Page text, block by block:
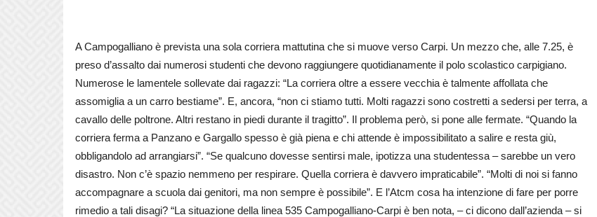
A Campogalliano è prevista una sola corriera mattutina che si muove verso Carpi. Un mezzo che, alle 7.25, è
preso d’assalto dai numerosi studenti che devono raggiungere quotidianamente il polo scolastico carpigiano.
Numerose le lamentele sollevate dai ragazzi: “La corriera oltre a essere vecchia è talmente affollata che
assomiglia a un carro bestiame”. E, ancora, “non ci stiamo tutti. Molti ragazzi sono costretti a sedersi per terra, a
cavallo delle poltrone. Altri restano in piedi durante il tragitto”. Il problema però, si pone alle fermate. “Quando la
corriera ferma a Panzano e Gargallo spesso è già piena e chi attende è impossibilitato a salire e resta giù,
obbligandolo ad arrangiarsi”. “Se qualcuno dovesse sentirsi male, ipotizza una studentessa – sarebbe un vero
disastro. Non c’è spazio nemmeno per respirare. Quella corriera è davvero impraticabile”. “Molti di noi si fanno
accompagnare a scuola dai genitori, ma non sempre è possibile”. E l’Atcm cosa ha intenzione di fare per porre
rimedio a tali disagi? “La situazione della linea 535 Campogalliano-Carpi è ben nota, – ci dicono dall’azienda – si